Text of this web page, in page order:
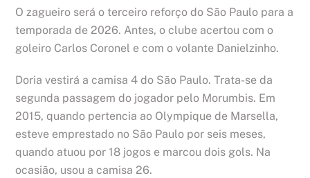
O zagueiro será o terceiro reforço do São Paulo para a
temporada de 2026. Antes, o clube acertou com o
goleiro Carlos Coronel e com o volante Danielzinho.
Doria vestirá a camisa 4 do São Paulo. Trata-se da
segunda passagem do jogador pelo Morumbis. Em
2015, quando pertencia ao Olympique de Marsella,
esteve emprestado no São Paulo por seis meses,
quando atuou por 18 jogos e marcou dois gols. Na
ocasião, usou a camisa 26.